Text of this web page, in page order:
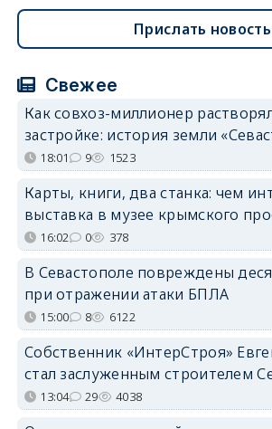
Прислать новость
Свежее
Как совхоз-миллионер
застройке: история земли
18:01 9 1523
Карты, книги, два станка: чем
выставка в музее крымского
16:02 0 378
В Севастополе повреждены
при отражении атаки БПЛА
15:00 8 6122
Собственник «ИнтерСтроя»
стал заслуженным строителем
13:04 29 4038